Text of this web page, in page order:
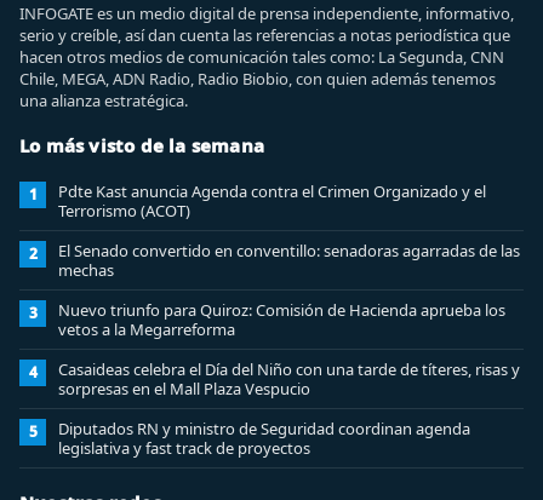
INFOGATE es un medio digital de prensa independiente, informativo,
serio y creíble, así dan cuenta las referencias a notas periodística que
hacen otros medios de comunicación tales como: La Segunda, CNN
Chile, MEGA, ADN Radio, Radio Biobio, con quien además tenemos
una alianza estratégica.
Lo más visto de la semana
1
Pdte Kast anuncia Agenda contra el Crimen Organizado y el
Terrorismo (ACOT)
2
El Senado convertido en conventillo: senadoras agarradas de las
mechas
3
Nuevo triunfo para Quiroz: Comisión de Hacienda aprueba los
vetos a la Megarreforma
4
Casaideas celebra el Día del Niño con una tarde de títeres, risas y
sorpresas en el Mall Plaza Vespucio
5
Diputados RN y ministro de Seguridad coordinan agenda
legislativa y fast track de proyectos